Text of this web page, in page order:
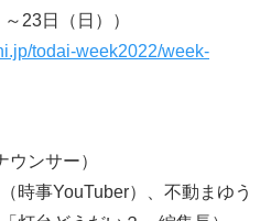
23日（日））
todai-week2022/week-
ンサー）
時事YouTuber）、不動まゆう